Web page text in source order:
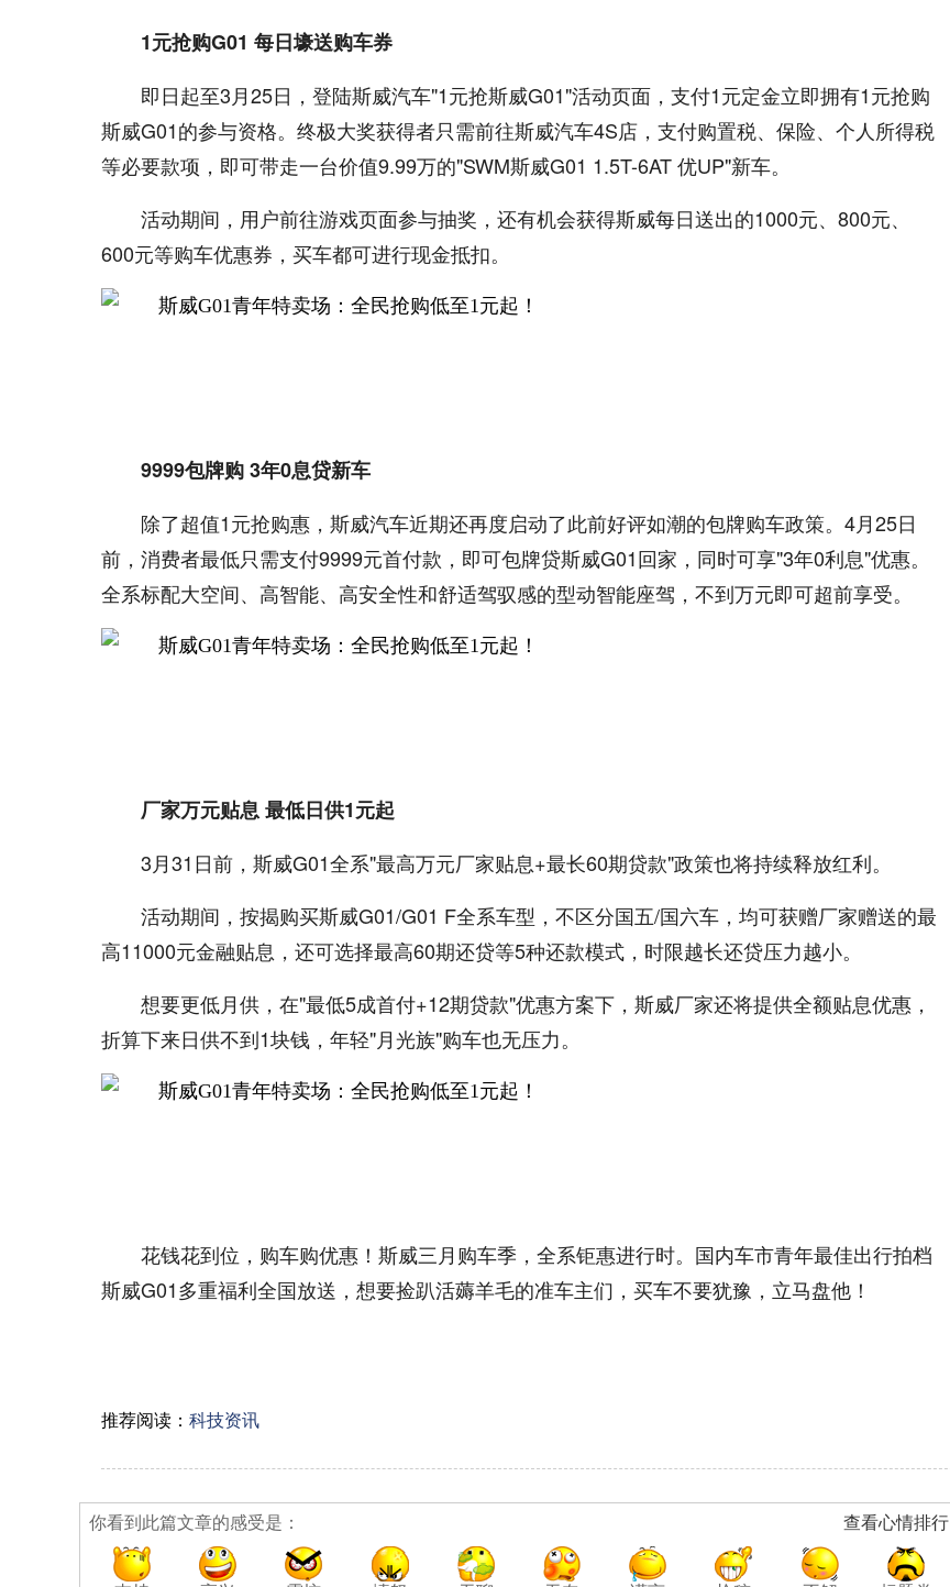
1元抢购G01 每日壕送购车券
即日起至3月25日，登陆斯威汽车"1元抢斯威G01"活动页面，支付1元定金立即拥有1元抢购
斯威G01的参与资格。终极大奖获得者只需前往斯威汽车4S店，支付购置税、保险、个人所得税
等必要款项，即可带走一台价值9.99万的"SWM斯威G01 1.5T-6AT 优UP"新车。
活动期间，用户前往游戏页面参与抽奖，还有机会获得斯威每日送出的1000元、800元、
600元等购车优惠券，买车都可进行现金抵扣。
9999包牌购 3年0息贷新车
除了超值1元抢购惠，斯威汽车近期还再度启动了此前好评如潮的包牌购车政策。4月25日
前，消费者最低只需支付9999元首付款，即可包牌贷斯威G01回家，同时可享"3年0利息"优惠。
全系标配大空间、高智能、高安全性和舒适驾驭感的型动智能座驾，不到万元即可超前享受。
厂家万元贴息 最低日供1元起
3月31日前，斯威G01全系"最高万元厂家贴息+最长60期贷款"政策也将持续释放红利。
活动期间，按揭购买斯威G01/G01 F全系车型，不区分国五/国六车，均可获赠厂家赠送的最
高11000元金融贴息，还可选择最高60期还贷等5种还款模式，时限越长还贷压力越小。
想要更低月供，在"最低5成首付+12期贷款"优惠方案下，斯威厂家还将提供全额贴息优惠，
折算下来日供不到1块钱，年轻"月光族"购车也无压力。
花钱花到位，购车购优惠！斯威三月购车季，全系钜惠进行时。国内车市青年最佳出行拍档
斯威G01多重福利全国放送，想要捡趴活薅羊毛的准车主们，买车不要犹豫，立马盘他！
推荐阅读： 科技资讯
查看心情排行
你看到此篇文章的感受是：